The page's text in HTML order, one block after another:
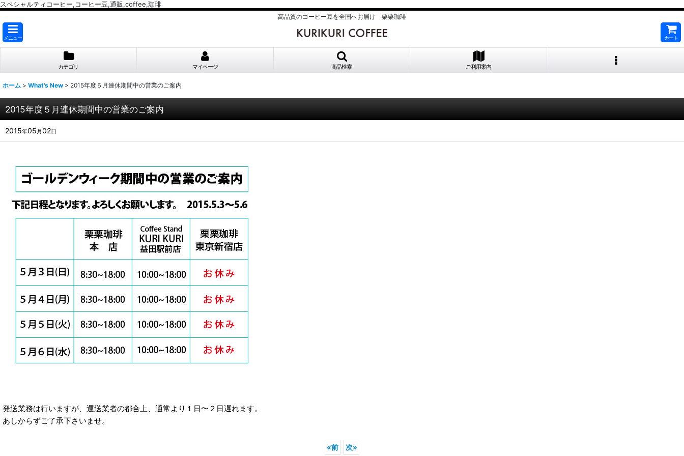
スペシャルティコーヒー,コーヒー豆,通販,coffee,珈琲
高品質のコーヒー豆を全国へお届け 栗栗珈琲
メニュー カート
カテゴリ マイページ 商品検索 ご利用案内
ホーム > What's New > 2015年度５月連休期間中の営業のご案内
2015年度５月連休期間中の営業のご案内
2015年05 月02日
発送業務は行いますが、運送業者の都合上、通常より１日〜２日遅れます。
あしからずご了承下さいませ。
«前 次»